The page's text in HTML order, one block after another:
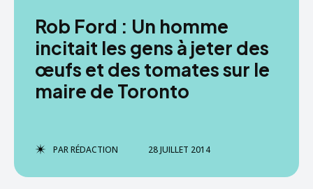
Rob Ford : Un homme
incitait les gens à jeter des
œufs et des tomates sur le
maire de Toronto
PARRÉDACTION 28 JUILLET 2014